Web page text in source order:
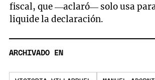
fiscal, que —aclaró— solo usa para
liquide la declaración.
ARCHIVADO EN